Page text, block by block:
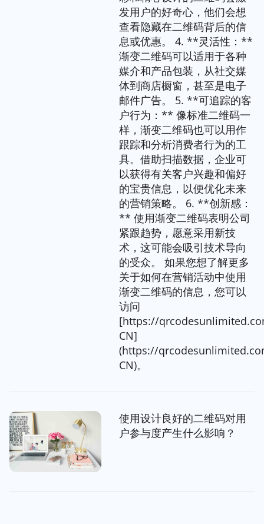
发用户的好奇心，他们会想
查看隐藏在二维码背后的信
息或优惠。 4. **灵活性：**
渐变二维码可以适用于各种
媒介和产品包装，从社交媒
体到商店橱窗，甚至是电子
邮件广告。 5. **可追踪的客
户行为：** 像标准二维码一
样，渐变二维码也可以用作
跟踪和分析消费者行为的工
具。借助扫描数据，企业可
以获得有关客户兴趣和偏好
的宝贵信息，以便优化未来
的营销策略。 6. **创新感：
** 使用渐变二维码表明公司
紧跟趋势，愿意采用新技
术，这可能会吸引技术导向
的受众。 如果您想了解更多
关于如何在营销活动中使用
渐变二维码的信息，您可以
访问
[https://
CN]
(https://
CN)。
使用设计良好的二维码对用
户参与度产生什么影响？